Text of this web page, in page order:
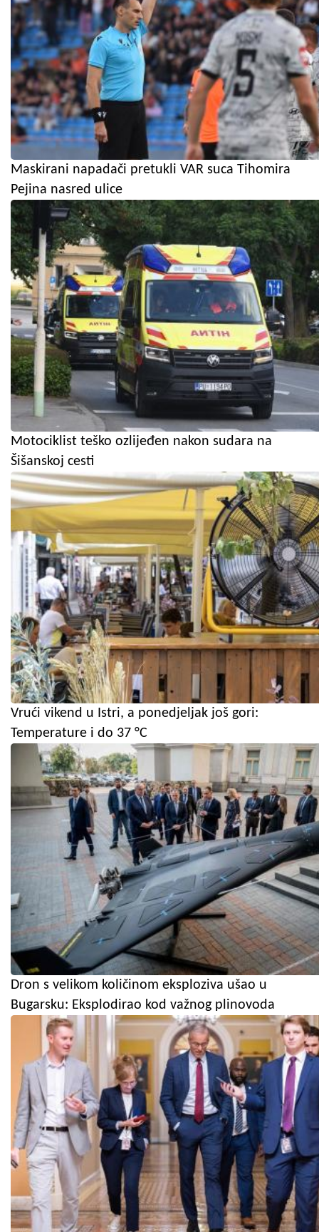
Maskirani napadači pretukli VAR suca Tihomira
Pejina nasred ulice
Motociklist teško ozlijeđen nakon sudara na
Šišanskoj cesti
Vrući vikend u Istri, a ponedjeljak još gori:
Temperature i do 37 °C
Dron s velikom količinom eksploziva ušao u
Bugarsku: Eksplodirao kod važnog plinovoda